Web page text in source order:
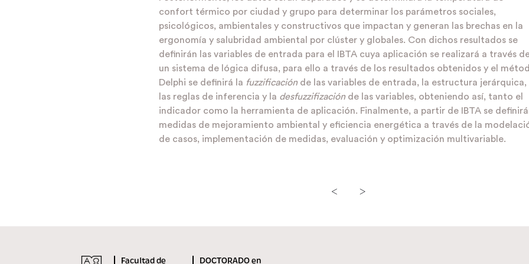
confort térmico por ciudad y grupo para determinar los parámetros sociales,
psicológicos, ambientales y constructivos que impactan y generan las brechas en la
ergonomía y salubridad ambiental por clúster y globales. Con dichos resultados se
definirán las variables de entrada para el IBTA cuya aplicación se realizará a través
un sistema de lógica difusa, para ello a través de los resultados obtenidos y el
Delphi se definirá la fuzzificaciónde las variables de entrada, la estructura jerárquica,
las reglas de inferencia y la desfuzzifizaciónde las variables, obteniendo así, tanto el
indicador como la herramienta de aplicación. Finalmente, a partir de IBTA se
medidas de mejoramiento ambiental y eficiencia energética a través de la
de casos, implementación de medidas, evaluación y optimización multivariable.
< >
Facultad de DOCTORADO en